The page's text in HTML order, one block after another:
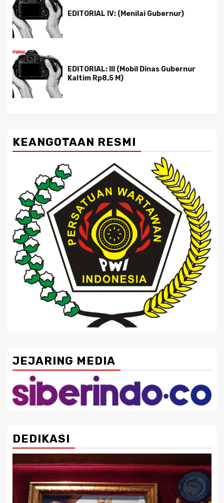
EDITORIAL IV: (Menilai Gubernur)
EDITORIAL: III (Mobil Dinas Gubernur
Kaltim Rp8,5 M)
KEANGOTAAN RESMI
JEJARING MEDIA
DEDIKASI